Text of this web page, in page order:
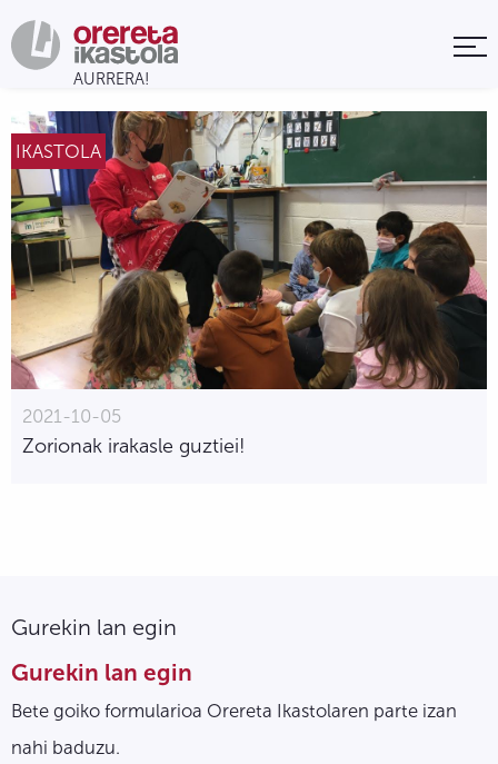
IKASTOLA
2021-10-05
Zorionak irakasle guztiei!
Gurekin lan egin
Gurekin lan egin
Bete goiko formularioa Orereta Ikastolaren parte izan
nahi baduzu.